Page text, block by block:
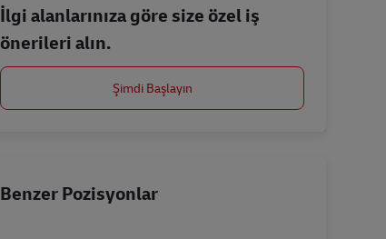
İlgi alanlarınıza göre size özel iş
önerileri alın.
Şimdi Başlayın
Benzer Pozisyonlar